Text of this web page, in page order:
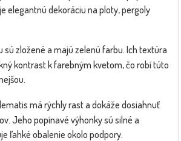
elegantnú dekoráciu na ploty, pergoly
sú zložené a majú zelenú farbu. Ich textúra
kontrast k farebným kvetom, čo robí túto
má rýchly rast a dokáže dosiahnuť
Jeho popínavé výhonky sú silné a
ľahké obalenie okolo podpory.